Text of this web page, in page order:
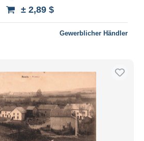
± 2,89 $
Gewerblicher Händler